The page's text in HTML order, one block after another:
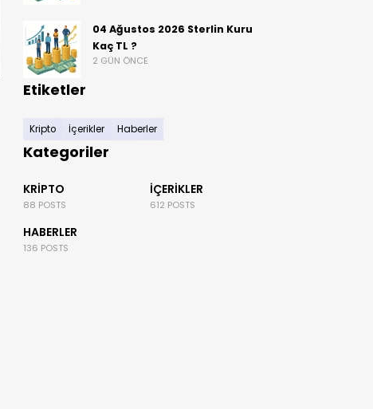
04 Ağustos 2026 Sterlin Kuru
Kaç TL ?
2 GÜN ÖNCE
Etiketler
Kripto İçerikler Haberler
Kategoriler
KRIPTO
88 POSTS
İÇERIKLER
612 POSTS
HABERLER
136 POSTS